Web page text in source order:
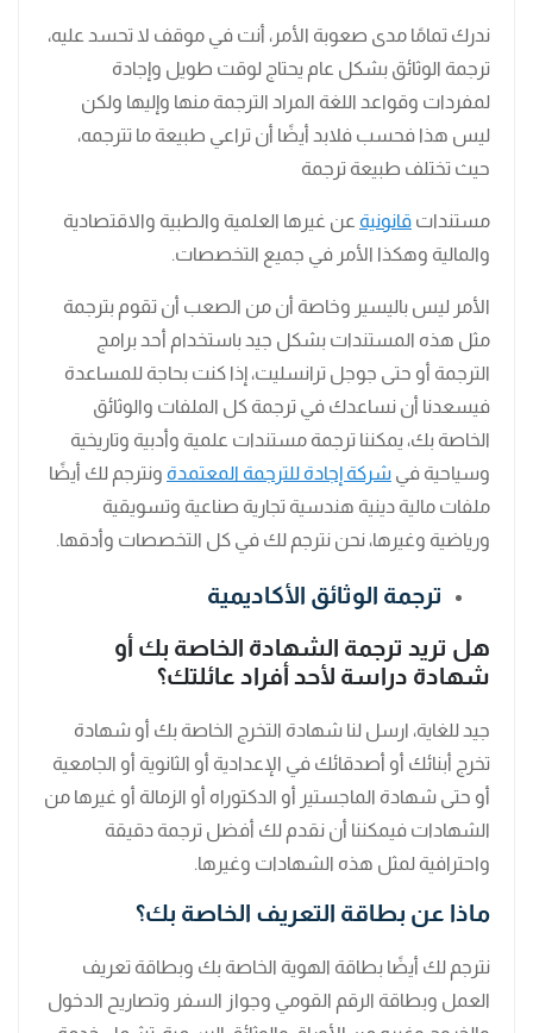
ندرك تمامًا مدى صعوبة الأمر، أنت في موقف لا تحسد عليه،
ترجمة الوثائق بشكل عام يحتاج لوقت طويل وإجادة
لمفردات وقواعد اللغة المراد الترجمة منها وإليها ولكن
ليس هذا فحسب فلابد أيضًا أن تراعي طبيعة ما تترجمه،
حيث تختلف طبيعة ترجمة
مستندات قانونية عن غيرها العلمية والطبية والاقتصادية
والمالية وهكذا الأمر في جميع التخصصات.
الأمر ليس باليسير وخاصة أن من الصعب أن تقوم بترجمة
مثل هذه المستندات بشكل جيد باستخدام أحد برامج
الترجمة أو حتى جوجل ترانسليت، إذا كنت بحاجة للمساعدة
فيسعدنا أن نساعدك في ترجمة كل الملفات والوثائق
الخاصة بك، يمكننا ترجمة مستندات علمية وأدبية وتاريخية
وسياحية في شركة إجادة للترجمة المعتمدة ونترجم لك أيضًا
ملفات مالية دينية هندسية تجارية صناعية وتسويقية
ورياضية وغيرها، نحن نترجم لك في كل التخصصات وأدقها.
ترجمة الوثائق الأكاديمية
هل تريد ترجمة الشهادة الخاصة بك أو
شهادة دراسة لأحد أفراد عائلتك؟
جيد للغاية، ارسل لنا شهادة التخرج الخاصة بك أو شهادة
تخرج أبنائك أو أصدقائك في الإعدادية أو الثانوية أو الجامعية
أو حتى شهادة الماجستير أو الدكتوراه أو الزمالة أو غيرها من
الشهادات فيمكننا أن نقدم لك أفضل ترجمة دقيقة
واحترافية لمثل هذه الشهادات وغيرها.
ماذا عن بطاقة التعريف الخاصة بك؟
نترجم لك أيضًا بطاقة الهوية الخاصة بك وبطاقة تعريف
العمل وبطاقة الرقم القومي وجواز السفر وتصاريح الدخول